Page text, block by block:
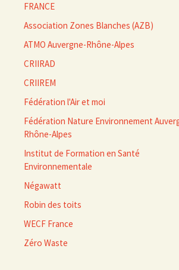
FRANCE
Association Zones Blanches (AZB)
ATMO Auvergne-Rhône-Alpes
CRIIRAD
CRIIREM
Fédération l'Air et moi
Fédération Nature Environnement
Rhône-Alpes
Institut de Formation en Santé
Environnementale
Négawatt
Robin des toits
WECF France
Zéro Waste